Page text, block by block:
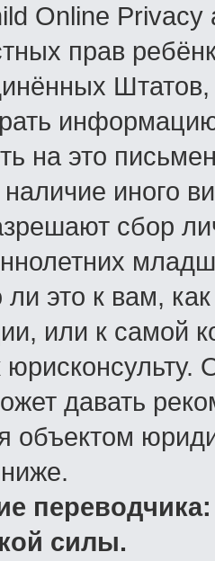
Online
прав
на это
иного
сбор
это к вам,
или к самой
давать
объектом
силы.